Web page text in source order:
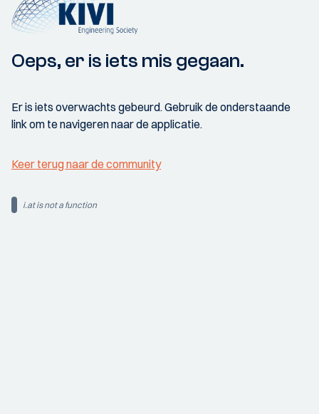
Oeps, er is iets mis gegaan.
Er is iets overwachts gebeurd. Gebruik de onderstaande
link om te navigeren naar de applicatie.
Keer terug naar de community
i.at is not a function